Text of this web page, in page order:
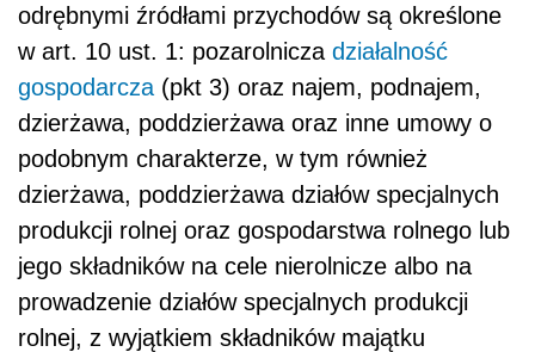
odrębnymi źródłami przychodów są określone
w art. 10 ust. 1: pozarolnicza działalność
gospodarcza (pkt 3) oraz najem, podnajem,
dzierżawa, poddzierżawa oraz inne umowy o
podobnym charakterze, w tym również
dzierżawa, poddzierżawa działów specjalnych
produkcji rolnej oraz gospodarstwa rolnego lub
jego składników na cele nierolnicze albo na
prowadzenie działów specjalnych produkcji
rolnej, z wyjątkiem składników majątku